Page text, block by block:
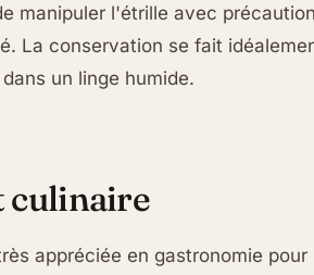
manipuler l'étrille avec
La conservation se fait
un linge humide.
culinaire
appréciée en gastronomie